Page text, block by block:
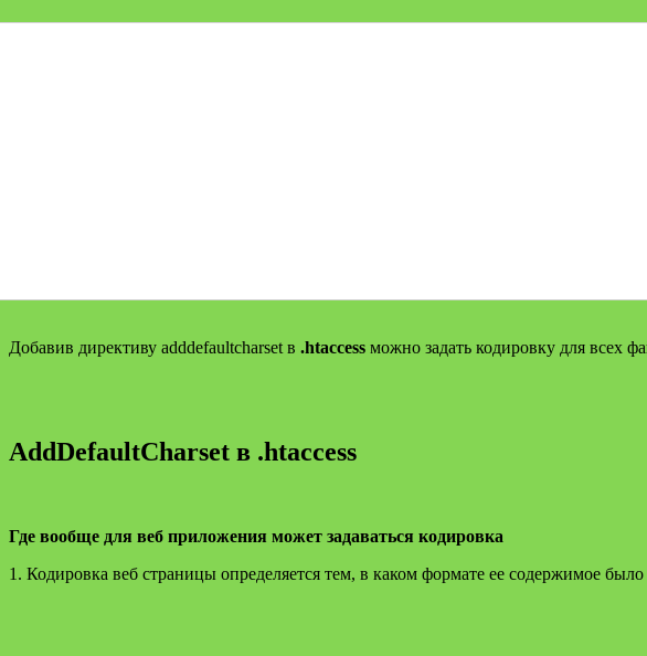
Добавив директиву adddefaultcharset в .htaccess можно задать кодировку для всех
AddDefaultCharset в .htaccess
Где вообще для веб приложения может задаваться кодировка
1. Кодировка веб страницы определяется тем, в каком формате ее содержимое было